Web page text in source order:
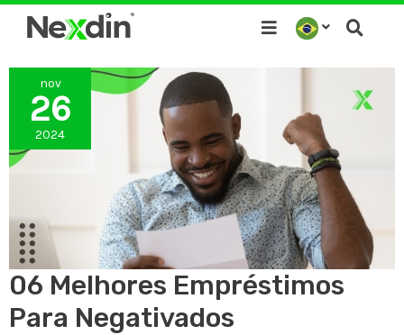
para
conteúdo
nov
26
2024
06 Melhores Empréstimos
Para Negativados